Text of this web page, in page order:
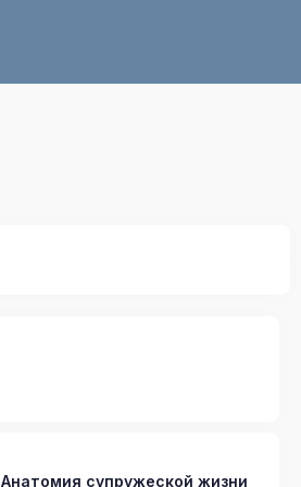
Анатомия супружеской жизни